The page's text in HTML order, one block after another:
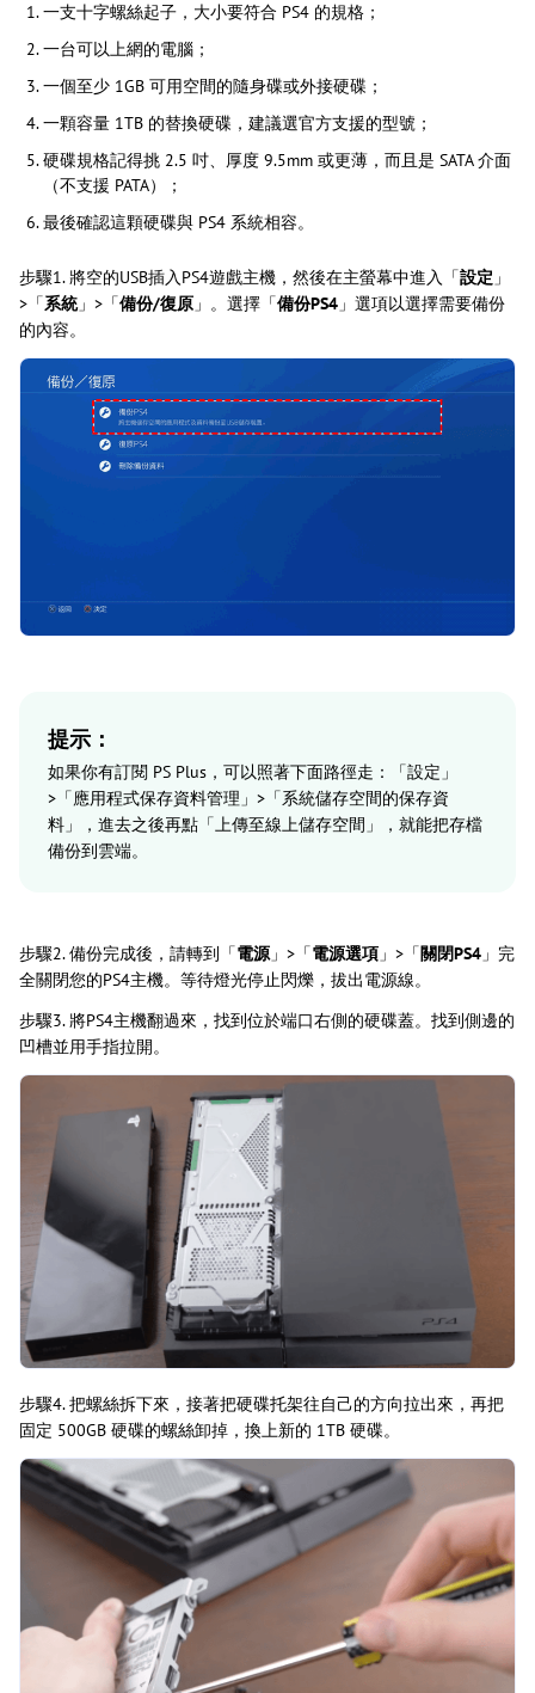
一支十字螺絲起子，大小要符合 PS4 的規格；
一台可以上網的電腦；
一個至少 1GB 可用空間的隨身碟或外接硬碟；
一顆容量 1TB 的替換硬碟，建議選官方支援的型號；
硬碟規格記得挑 2.5 吋、厚度 9.5mm 或更薄，而且是 SATA 介面
（不支援 PATA）；
最後確認這顆硬碟與 PS4 系統相容。
步驟1. 將空的USB插入PS4遊戲主機，然後在主螢幕中進入「設定 」
>「系統」>「備份/復原 」。選擇「備份PS4 」選項以選擇需要備份
的內容。
提示：
如果你有訂閱 PS Plus，可以照著下面路徑走：「設定」
>「應用程式保存資料管理」>「系統儲存空間的保存資
料」，進去之後再點「上傳至線上儲存空間」，就能把存檔
備份到雲端。
步驟2. 備份完成後，請轉到「電源」>「電源選項 」>「 關閉PS4 」完
全關閉您的PS4主機。等待燈光停止閃爍，拔出電源線。
步驟3. 將PS4主機翻過來，找到位於端口右側的硬碟蓋。找到側邊的
凹槽並用手指拉開。
步驟4. 把螺絲拆下來，接著把硬碟托架往自己的方向拉出來，再把
固定 500GB 硬碟的螺絲卸掉，換上新的 1TB 硬碟。